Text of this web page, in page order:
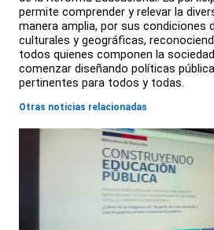
permite comprender y relevar la
manera amplia, por sus condiciones
culturales y geográficas,
todos quienes componen la
comenzar diseñando políticas
pertinentes para todos y todas.
Otras noticias relacionadas